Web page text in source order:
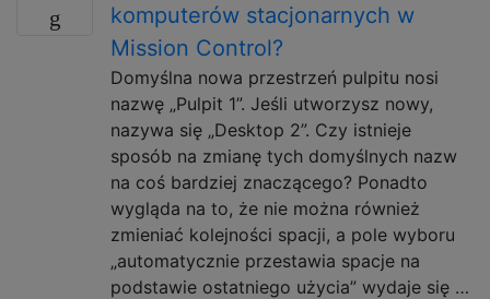
komputerów stacjonarnych w
Mission Control?
Domyślna nowa przestrzeń pulpitu nosi
nazwę „Pulpit 1”. Jeśli utworzysz nowy,
nazywa się „Desktop 2”. Czy istnieje
sposób na zmianę tych domyślnych nazw
na coś bardziej znaczącego? Ponadto
wygląda na to, że nie można również
zmieniać kolejności spacji, a pole wyboru
„automatycznie przestawia spacje na
podstawie ostatniego użycia” wydaje się …